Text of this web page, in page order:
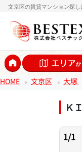
文京区の賃貸マンション探
HOME 文京区 大塚
Ｋ
1/1